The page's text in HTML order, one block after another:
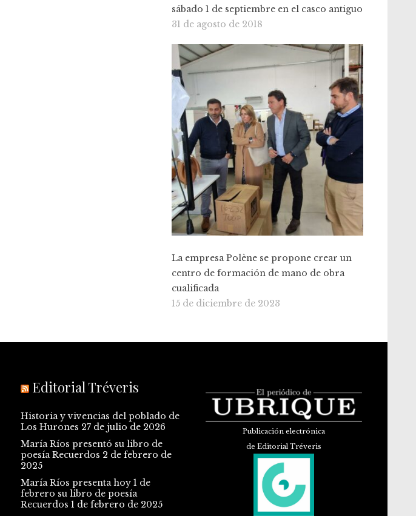
sábado 1 de septiembre en el casco antiguo
31 de agosto de 2018
La empresa Polène se propone crear un
centro de formación de mano de obra
cualificada
15 de diciembre de 2023
Editorial Tréveris
Historia y vivencias del poblado de
Los Hurones 27 de julio de 2026
María Ríos presentó su libro de
poesía Recuerdos 2 de febrero de
2025
María Ríos presenta hoy 1 de
febrero su libro de poesía
Recuerdos 1 de febrero de 2025
Publicación electrónica
de Editorial Tréveris